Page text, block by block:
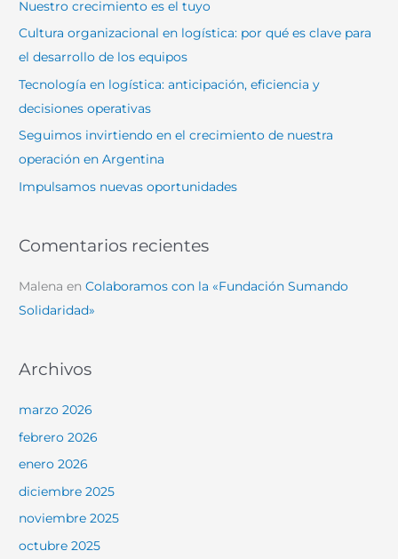
r
:
Nuestro crecimiento es el tuyo
Cultura organizacional en logística: por qué es clave para
el desarrollo de los equipos
Tecnología en logística: anticipación, eficiencia y
decisiones operativas
Seguimos invirtiendo en el crecimiento de nuestra
operación en Argentina
Impulsamos nuevas oportunidades
Comentarios recientes
Malena enColaboramos con la «Fundación Sumando
Solidaridad»
Archivos
marzo 2026
febrero 2026
enero 2026
diciembre 2025
noviembre 2025
octubre 2025